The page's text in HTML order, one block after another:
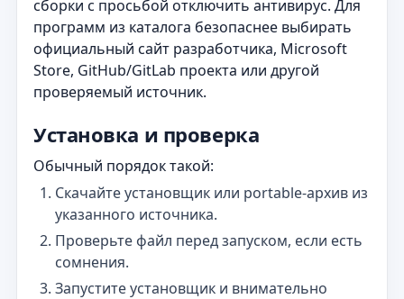
сборки с просьбой отключить антивирус. Для
программ из каталога безопаснее выбирать
официальный сайт разработчика, Microsoft
Store, GitHub/GitLab проекта или другой
проверяемый источник.
Установка и проверка
Обычный порядок такой:
Скачайте установщик или portable-архив из
указанного источника.
Проверьте файл перед запуском, если есть
сомнения.
Запустите установщик и внимательно